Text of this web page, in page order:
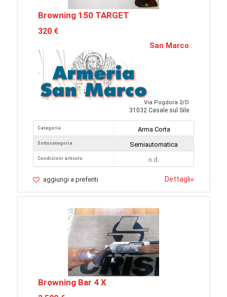
Browning 150 TARGET
320 €
San Marco
Via Pogdora 2/D
31032 Casale sul Sile
Categoria
Sottocategoria
Condizioni articolo
Arma Corta
Semiautomatica
n.d.
aggiungi a preferiti Dettagli»
Browning Bar 4 X